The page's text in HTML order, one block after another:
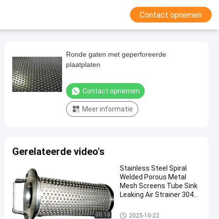
Contact opnemen
Ronde gaten met geperforeerde
plaatplaten
Contact opnemen
Meer informatie
Gerelateerde video's
00:16
Stainless Steel Spiral
Welded Porous Metal
Mesh Screens Tube Sink
Leaking Air Strainer 304
Geperforeerde metalen Mesh
2025-10-22